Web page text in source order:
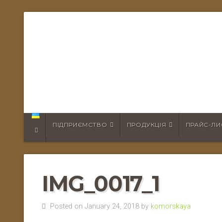
ПІДПРИЄМСТВО ПРОДУКЦІЯ ПРАЙС-
IMG_0017_1
Posted on January 24, 2018 by komorskaya